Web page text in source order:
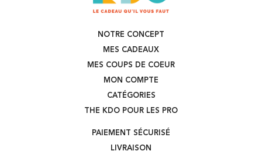
NOTRE CONCEPT
MES CADEAUX
MES COUPS DE COEUR
MON COMPTE
CATÉGORIES
THE KDO POUR LES PRO
PAIEMENT SÉCURISÉ
LIVRAISON